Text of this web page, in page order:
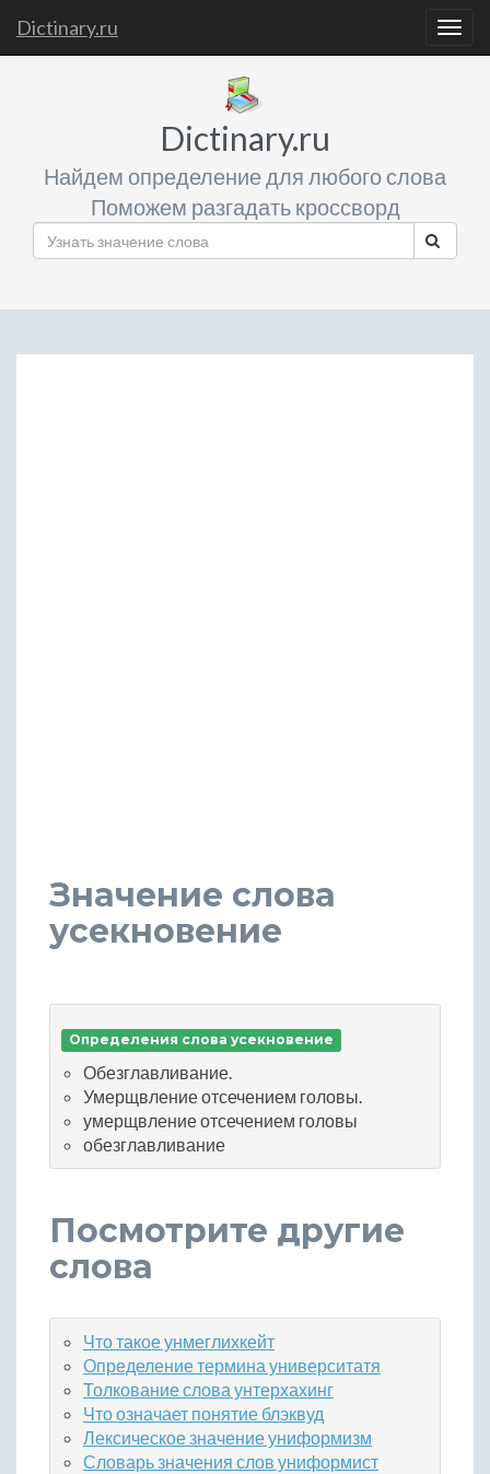
Dictinary.ru
Dictinary.ru
Найдем определение для любого слова
Поможем разгадать кроссворд
Значение слова
усекновение
Определения слова усекновение
Обезглавливание.
Умерщвление отсечением головы.
умерщвление отсечением головы
обезглавливание
Посмотрите другие
слова
Что такое унмеглихкейт
Определение термина университатя
Толкование слова унтерхахинг
Что означает понятие блэквуд
Лексическое значение униформизм
Словарь значения слов униформист